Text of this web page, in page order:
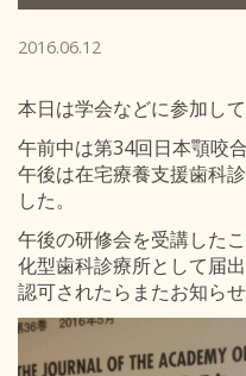
2016.06.12
本日は学会などに参加して
午前中は第34回日本顎咬
午後は在宅療養支援歯科
した。
午後の研修会を受講した
化型歯科診療所として届
認可されたらまたお知ら